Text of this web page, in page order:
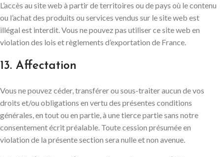
L’accès au site web à partir de territoires ou de pays où le contenu
ou l’achat des produits ou services vendus sur le site web est
illégal est interdit. Vous ne pouvez pas utiliser ce site web en
violation des lois et règlements d’exportation de France.
13. Affectation
Vous ne pouvez céder, transférer ou sous-traiter aucun de vos
droits et/ou obligations en vertu des présentes conditions
générales, en tout ou en partie, à une tierce partie sans notre
consentement écrit préalable. Toute cession présumée en
violation de la présente section sera nulle et non avenue.